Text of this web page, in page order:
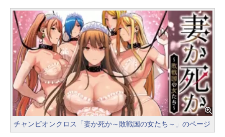
チャンピオンクロス「妻か死か～敗戦国の女たち～」のページ